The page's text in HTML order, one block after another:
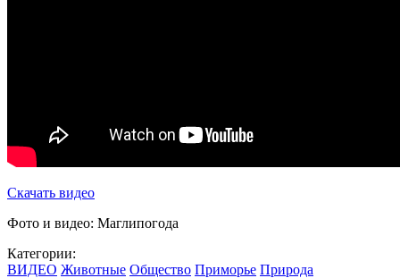
Скачать видео
Фото и видео: Маглипогода
Категории:
ВИДЕО Животные Общество Приморье Природа